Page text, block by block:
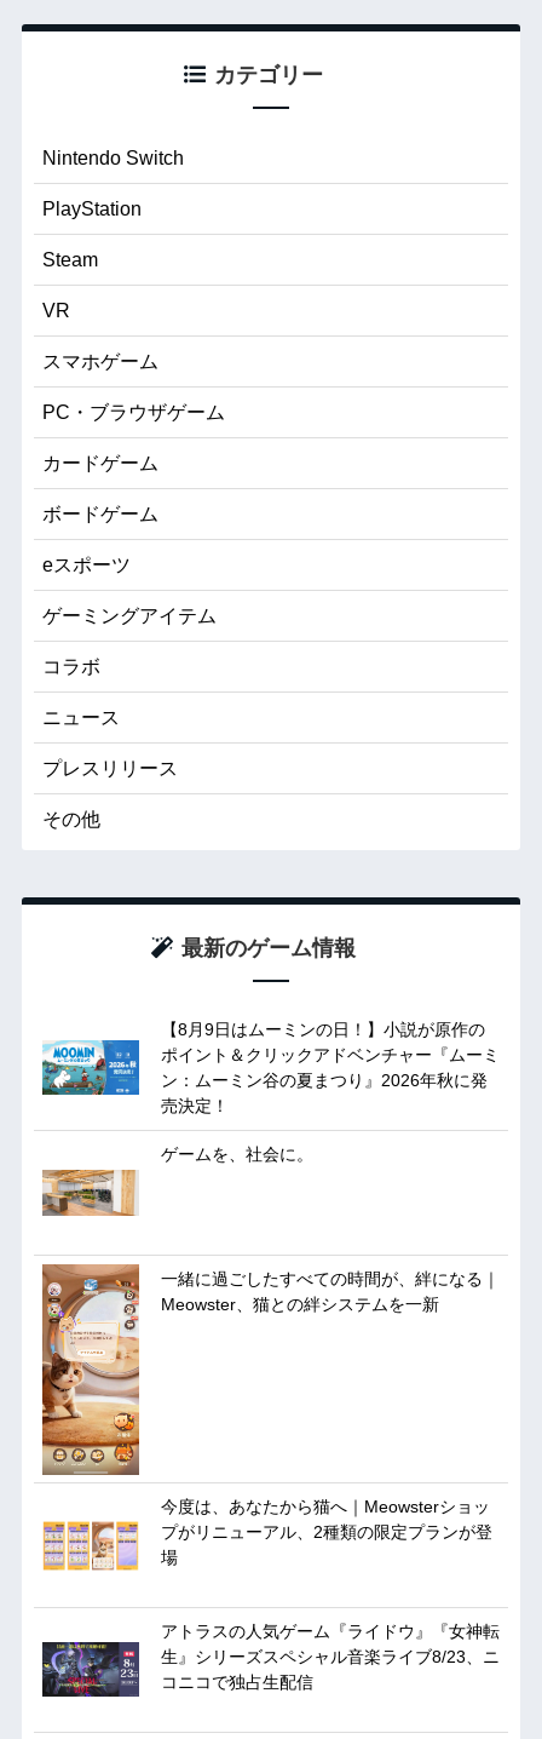
カテゴリー
Nintendo Switch
PlayStation
Steam
VR
スマホゲーム
PC・ブラウザゲーム
カードゲーム
ボードゲーム
eスポーツ
ゲーミングアイテム
コラボ
ニュース
プレスリリース
その他
最新のゲーム情報
【8月9日はムーミンの日！】小説が原作の
ポイント＆クリックアドベンチャー『ムーミ
ン：ムーミン谷の夏まつり』2026年秋に発
売決定！
ゲームを、社会に。
一緒に過ごしたすべての時間が、絆になる｜
Meowster、猫との絆システムを一新
今度は、あなたから猫へ｜Meowsterショッ
プがリニューアル、2種類の限定プランが登
場
アトラスの人気ゲーム『ライドウ』『女神転
生』シリーズスペシャル音楽ライブ8/23、ニ
コニコで独占生配信